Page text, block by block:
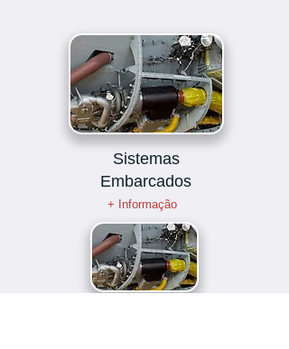
Sistemas
Embarcados
+ Informação